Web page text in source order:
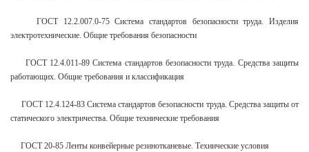
ГОСТ 12.2.007.0-75 Система стандартов безопасности труда. Изделия
электротехнические. Общие требования безопасности
ГОСТ 12.4.011-89 Система стандартов безопасности труда. Средства защиты
работающих. Общие требования и классификация
ГОСТ 12.4.124-83 Система стандартов безопасности труда. Средства защиты от
статического электричества. Общие технические требования
ГОСТ 20-85 Ленты конвейерные резинотканевые. Технические условия